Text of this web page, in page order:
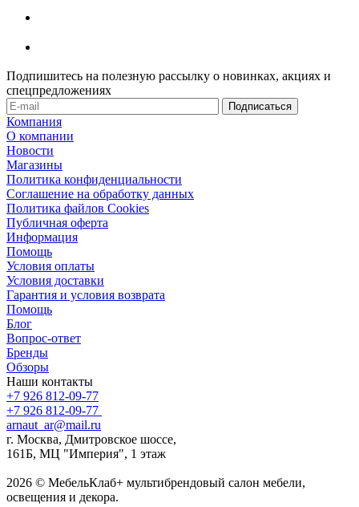
Подпишитесь на полезную рассылку о новинках, акциях и
спецпредложениях
Компания
О компании
Новости
Магазины
Политика конфиденциальности
Соглашение на обработку данных
Политика файлов Cookies
Публичная оферта
Информация
Помощь
Условия оплаты
Условия доставки
Гарантия и условия возврата
Помощь
Блог
Вопрос-ответ
Бренды
Обзоры
Наши контакты
+7 926 812-09-77
+7 926 812-09-77
arnaut_ar@mail.ru
г. Москва, Дмитровское шоссе,
161Б, МЦ "Империя", 1 этаж
2026 © МебельКлаб+ мультибрендовый салон мебели,
освещения и декора.